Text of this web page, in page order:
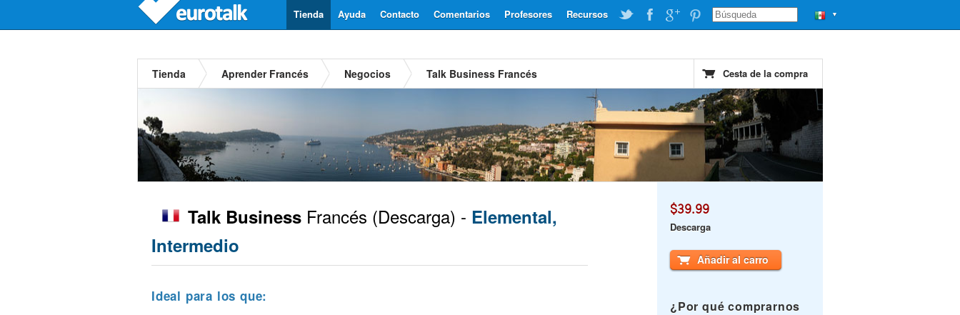
▼
Recursos
Profesores
Comentarios
Contacto
Ayuda
Tienda
Tienda Aprender Francés Negocios Talk Business Francés Cesta de la compra
Talk Business Francés (Descarga) - Elemental,
Intermedio
Ideal para los que:
$39.99
Descarga
Añadir al carro
¿Por qué comprarnos